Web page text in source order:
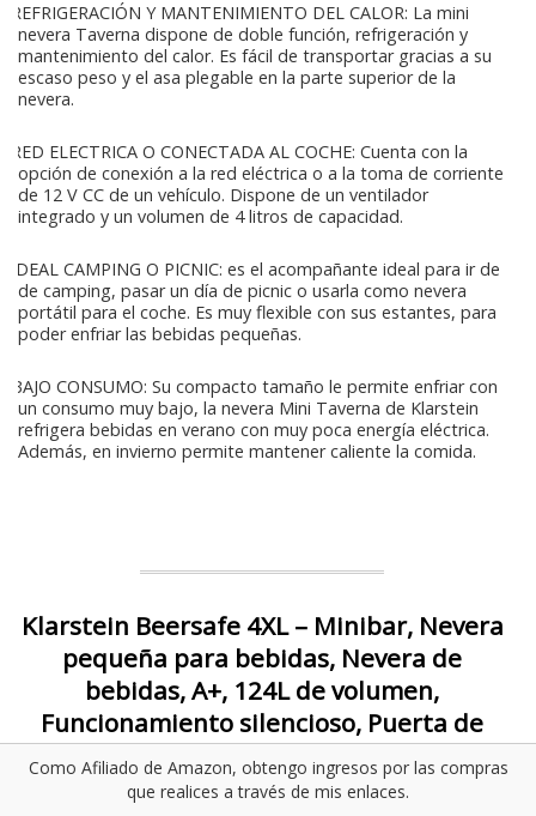
REFRIGERACIÓN Y MANTENIMIENTO DEL CALOR: La mini
nevera Taverna dispone de doble función, refrigeración y
mantenimiento del calor. Es fácil de transportar gracias a su
escaso peso y el asa plegable en la parte superior de la
nevera.
RED ELECTRICA O CONECTADA AL COCHE: Cuenta con la
opción de conexión a la red eléctrica o a la toma de corriente
de 12 V CC de un vehículo. Dispone de un ventilador
integrado y un volumen de 4 litros de capacidad.
IDEAL CAMPING O PICNIC: es el acompañante ideal para ir de
de camping, pasar un día de picnic o usarla como nevera
portátil para el coche. Es muy flexible con sus estantes, para
poder enfriar las bebidas pequeñas.
BAJO CONSUMO: Su compacto tamaño le permite enfriar con
un consumo muy bajo, la nevera Mini Taverna de Klarstein
refrigera bebidas en verano con muy poca energía eléctrica.
Además, en invierno permite mantener caliente la comida.
Klarstein Beersafe 4XL – Minibar, Nevera
pequeña para bebidas, Nevera de
bebidas, A+, 124L de volumen,
Funcionamiento silencioso, Puerta de
cristal, 48x85x46 cm, Iluminación LED,
Plateado
Como Afiliado de Amazon, obtengo ingresos por las compras
que realices a través de mis enlaces.